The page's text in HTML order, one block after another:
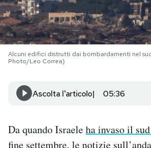
I MIEI PREFERITI
SHOP
CALENDARIO
Alcuni edifici distrutti dai bombardamenti nel
Photo/Leo Correa)
Ascolta l'articolo 05:36
Da quando Israeleha invaso il
fine settembre, le notizie